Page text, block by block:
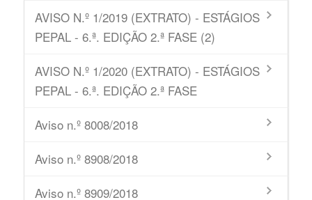
AVISO N.º 1/2019 (EXTRATO) - ESTÁGIOS
PEPAL - 6.ª. EDIÇÃO 2.ª FASE (2)
AVISO N.º 1/2020 (EXTRATO) - ESTÁGIOS
PEPAL - 6.ª. EDIÇÃO 2.ª FASE
Aviso n.º 8008/2018
Aviso n.º 8908/2018
Aviso n.º 8909/2018